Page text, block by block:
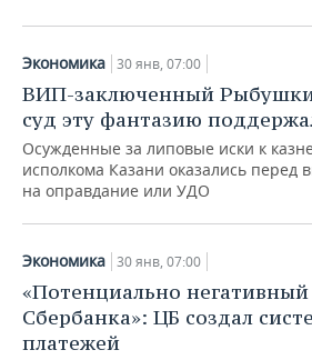
Экономика 30 янв, 07:00
ВИП-заключенный
суд эту фантазию
Осужденные за липовые иски к
исполкома Казани оказались
на оправдание или УДО
Экономика 30 янв, 07:00
«Потенциально
Сбербанка»: ЦБ создал
платежей